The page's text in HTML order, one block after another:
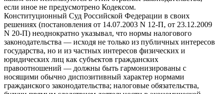
если иное не предусмотрено Кодексом.
Конституционный Суд Российской Федерации в своих
решениях (постановления от 14.07.2003 N 12-П, от 23.12.2009
N 20-П) неоднократно указывал, что нормы налогового
законодательства — исходя не только из публичных интересов
государства, но и из частных интересов физических и
юридических лиц как субъектов гражданских
правоотношений — должны быть гармонизированы с
носящими обычно диспозитивный характер нормами
гражданского законодательства; налоговые обязательства,